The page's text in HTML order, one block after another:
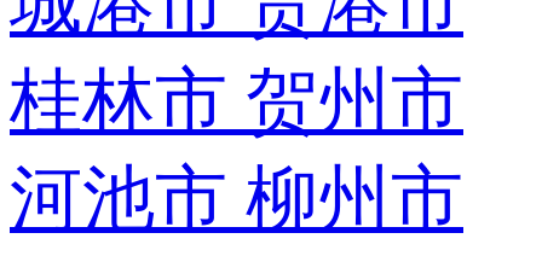
桂林市 贺州市
河池市 柳州市